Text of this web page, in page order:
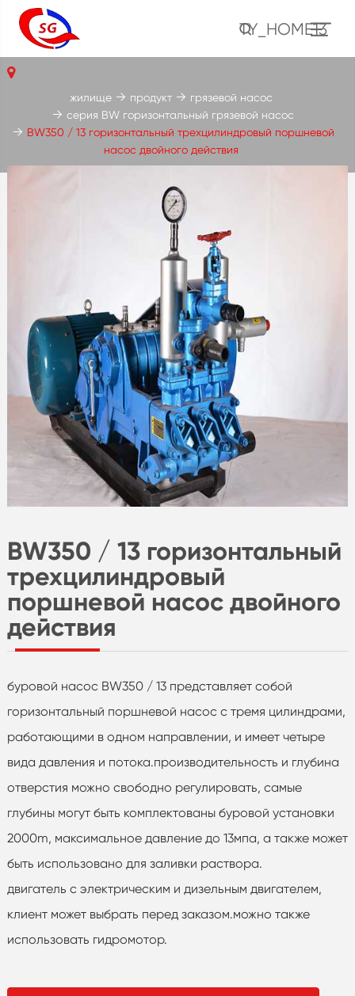
TY_HOME13
BW350 / 13 горизонтальный
трехцилиндровый
поршневой насос двойного
действия
буровой насос BW350 / 13 представляет собой
горизонтальный поршневой насос с тремя цилиндрами,
работающими в одном направлении, и имеет четыре
вида давления и потока.производительность и глубина
отверстия можно свободно регулировать, самые
глубины могут быть комплектованы буровой установки
2000m, максимальное давление до 13мпа, а также может
быть использовано для заливки раствора.
двигатель с электрическим и дизельным двигателем,
клиент может выбрать перед заказом.можно также
использовать гидромотор.
жилище продукт
грязевой насос
серия BW горизонтальный грязевой насос
BW350 / 13 горизонтальный трехцилиндровый поршневой
насос двойного действия